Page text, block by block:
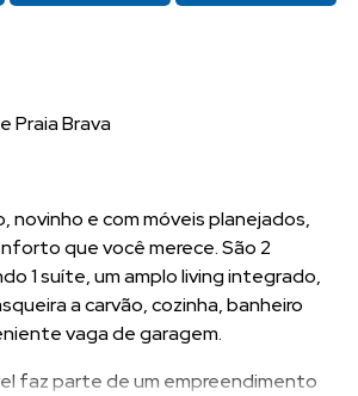
Praia Brava
e com móveis planejados,
que você merece. São 2
1 suíte, um amplo living integrado,
a carvão, cozinha, banheiro
vaga de garagem.
faz parte de um empreendimento